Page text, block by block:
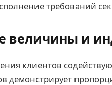
требований
величины и
клиентов
демонстрирует